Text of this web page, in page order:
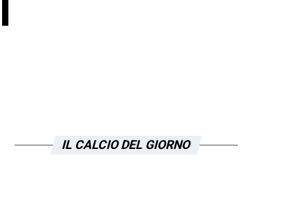
IL CALCIO DEL GIORNO